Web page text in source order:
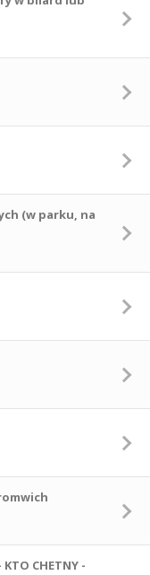
(w parku, na
CHETNY -